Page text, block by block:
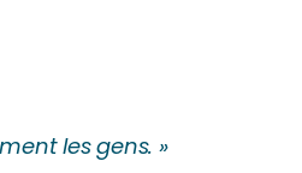
les gens. »